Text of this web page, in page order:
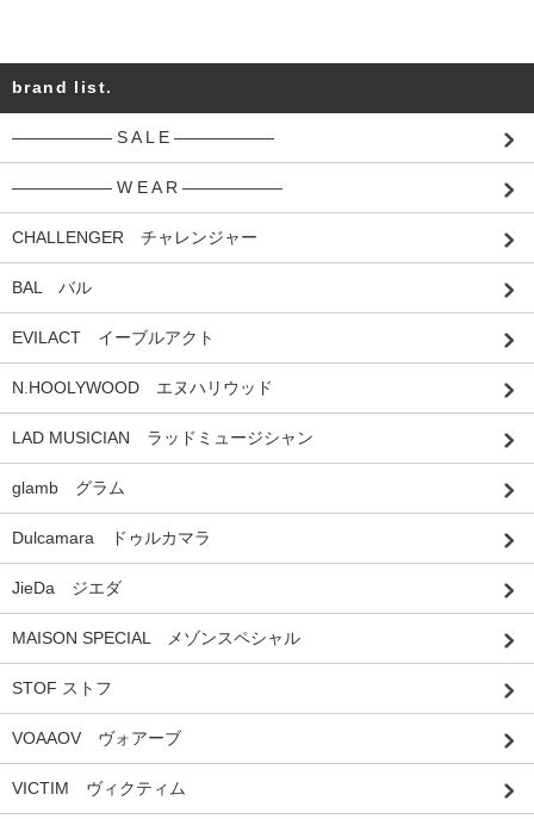
brand list.
―――――― S A L E ――――――
―――――― W E A R ――――――
CHALLENGER チャレンジャー
BAL バル
EVILACT イーブルアクト
N.HOOLYWOOD エヌハリウッド
LAD MUSICIAN ラッドミュージシャン
glamb グラム
Dulcamara ドゥルカマラ
JieDa ジエダ
MAISON SPECIAL メゾンスペシャル
STOF ストフ
VOAAOV ヴォアーブ
VICTIM ヴィクティム